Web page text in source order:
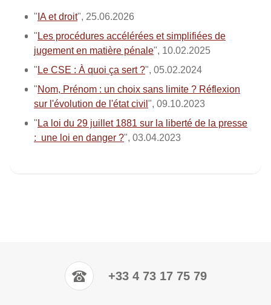
" IA et droit", 25.06.2026
" Les procédures accélérées et simplifiées de
jugement en matière pénale", 10.02.2025
" Le CSE : À quoi ça sert ?", 05.02.2024
"Nom, Prénom : un choix sans limite ? Réflexion
sur l'évolution de l'état civil ", 09.10.2023
" La loi du 29 juillet 1881 sur la liberté de la presse
: une loi en danger ?", 03.04.2023
+33 4 73 17 75 79